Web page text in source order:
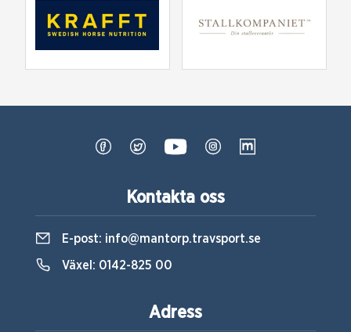
Kontakta oss
E-post: info@mantorp.travsport.se
Växel: 0142-825 00
Adress